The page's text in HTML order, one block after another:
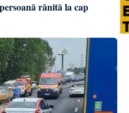
rănită la cap